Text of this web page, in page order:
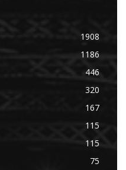
1908
1186
446
320
167
115
115
75